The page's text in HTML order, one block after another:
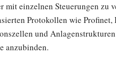
mit einzelnen Steuerungen zu
Protokollen wie
und
anzubinden.